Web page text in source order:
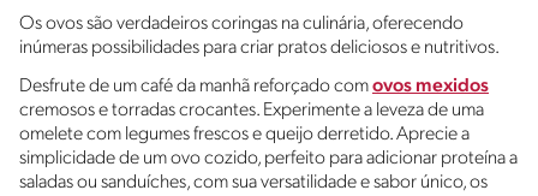
Os ovos são verdadeiros coringas na culinária, oferecendo
inúmeras possibilidades para criar pratos deliciosos e nutritivos.
Desfrute de um café da manhã reforçado comovos mexidos
cremosos e torradas crocantes. Experimente a leveza de uma
omelete com legumes frescos e queijo derretido. Aprecie a
simplicidade de um ovo cozido, perfeito para adicionar proteína a
saladas ou sanduíches, com sua versatilidade e sabor único, os